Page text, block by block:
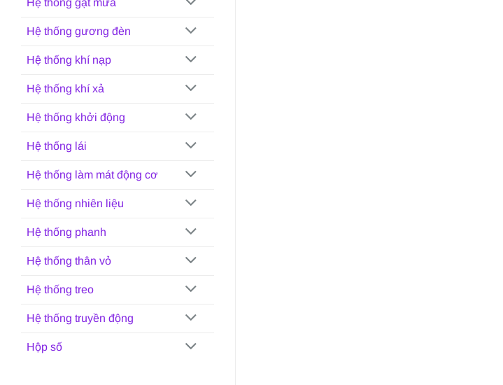
Hệ thống gạt mưa
Hệ thống gương đèn
Hệ thống khí nạp
Hệ thống khí xả
Hệ thống khởi động
Hệ thống lái
Hệ thống làm mát động cơ
Hệ thống nhiên liệu
Hệ thống phanh
Hệ thống thân vỏ
Hệ thống treo
Hệ thống truyền động
Hộp số